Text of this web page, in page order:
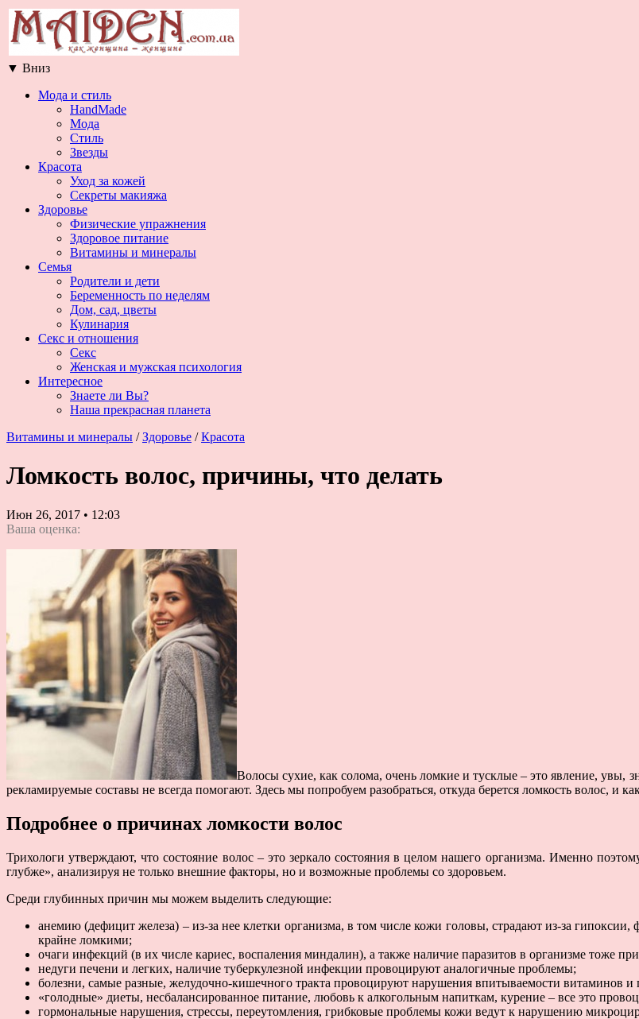
▼ Вниз
Мода и стиль
HandMade
Мода
Стиль
Звезды
Красота
Уход за кожей
Секреты макияжа
Здоровье
Физические упражнения
Здоровое питание
Витамины и минералы
Семья
Родители и дети
Беременность по неделям
Дом, сад, цветы
Кулинария
Секс и отношения
Секс
Женская и мужская психология
Интересное
Знаете ли Вы?
Наша прекрасная планета
Витамины и минералы / Здоровье / Красота
Ломкость волос, причины, что делать
Июн 26, 2017 • 12:03
Ваша оценка:
Волосы сухие, как солома, очень ломкие и тусклые – это явление,
рекламируемые составы не всегда помогают. Здесь мы попробуем разобраться, откуда берется ломкость волос, и
Подробнее о причинах ломкости волос
Трихологи утверждают, что состояние волос – это зеркало состояния в целом нашего организма. Именно
глубже», анализируя не только внешние факторы, но и возможные проблемы со здоровьем.
Среди глубинных причин мы можем выделить следующие:
анемию (дефицит железа) – из-за нее клетки организма, в том числе кожи головы, страдают из-за
крайне ломкими;
очаги инфекций (в их числе кариес, воспаления миндалин), а также наличие паразитов в организме тоже
недуги печени и легких, наличие туберкулезной инфекции провоцируют аналогичные проблемы;
болезни, самые разные, желудочно-кишечного тракта провоцируют нарушения впитываемости витаминов
«голодные» диеты, несбалансированное питание, любовь к алкогольным напиткам, курение – все это
гормональные нарушения, стрессы, переутомления, грибковые проблемы кожи ведут к нарушению